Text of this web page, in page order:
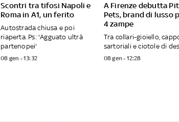
Scontri tra tifosi Napoli e
Roma in A1, un ferito
Autostrada chiusa e poi
riaperta. Ps: 'Agguato ultrà
partenopei'
08 gen - 13:32
A Firenze debutta
Pets, brand di lusso
4 zampe
Tra collari-gioiello,
sartoriali e ciotole di
08 gen - 12:28